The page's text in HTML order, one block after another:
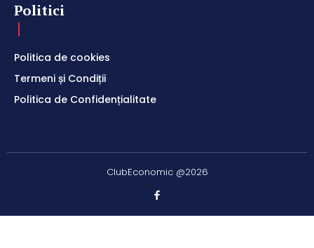
Politici
Politica de cookies
Termeni și Condiții
Politica de Confidențialitate
ClubEconomic @2026